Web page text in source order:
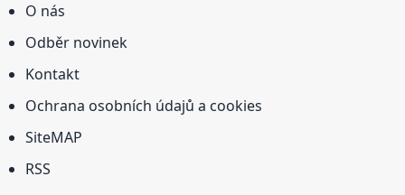
O nás
Odběr novinek
Kontakt
Ochrana osobních údajů a cookies
SiteMAP
RSS